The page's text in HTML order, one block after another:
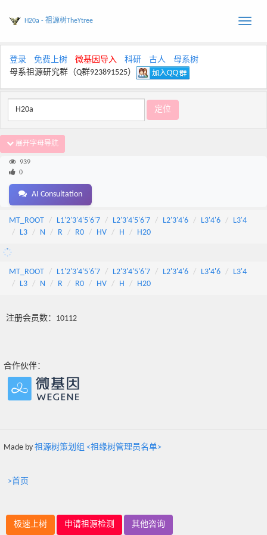
Toggle
H20a - 祖源树TheYtree
登录 免费上树 微基因导入 科研 古人
母系树
母系祖源研究群（Q群923891525）
展开字母导航
939
0
AI Consultation
MT_ROOT L1'2'3'4'5'6'7 L2'3'4'5'6'7 L2'3'4'6 L3'4'6
L3'4
L3
N R R0 HV H H20
MT_ROOT L1'2'3'4'5'6'7 L2'3'4'5'6'7 L2'3'4'6 L3'4'6
L3'4
L3
N R R0 HV H H20
注册会员数：10112
合作伙伴：
Made by 祖源树策划组 <祖缘树管理员名单>
>首页
极速上树 申请祖源检测 其他咨询